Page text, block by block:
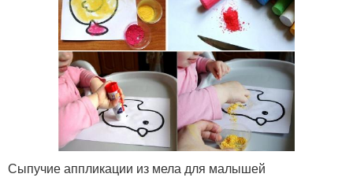
Сыпучие аппликации из мела для малышей